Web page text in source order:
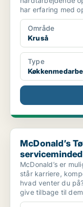
har erfaring med
Område
Kruså
Type
McDonald’s Tønder
McDonald’s
McDonald’s er
står karriere,
hvad venter du
give tilbage til